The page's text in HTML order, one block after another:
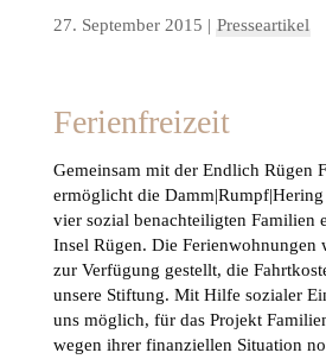
27. September 2015 | Presseartikel
Ferienfreizeit
Gemeinsam mit der Endlich Rügen
ermöglicht die
vier sozial benachteiligten Familien
Insel Rügen. Die Ferienwohnungen
zur Verfügung gestellt, die
unsere Stiftung. Mit Hilfe sozialer
uns möglich, für das Projekt
wegen ihrer finanziellen Situation